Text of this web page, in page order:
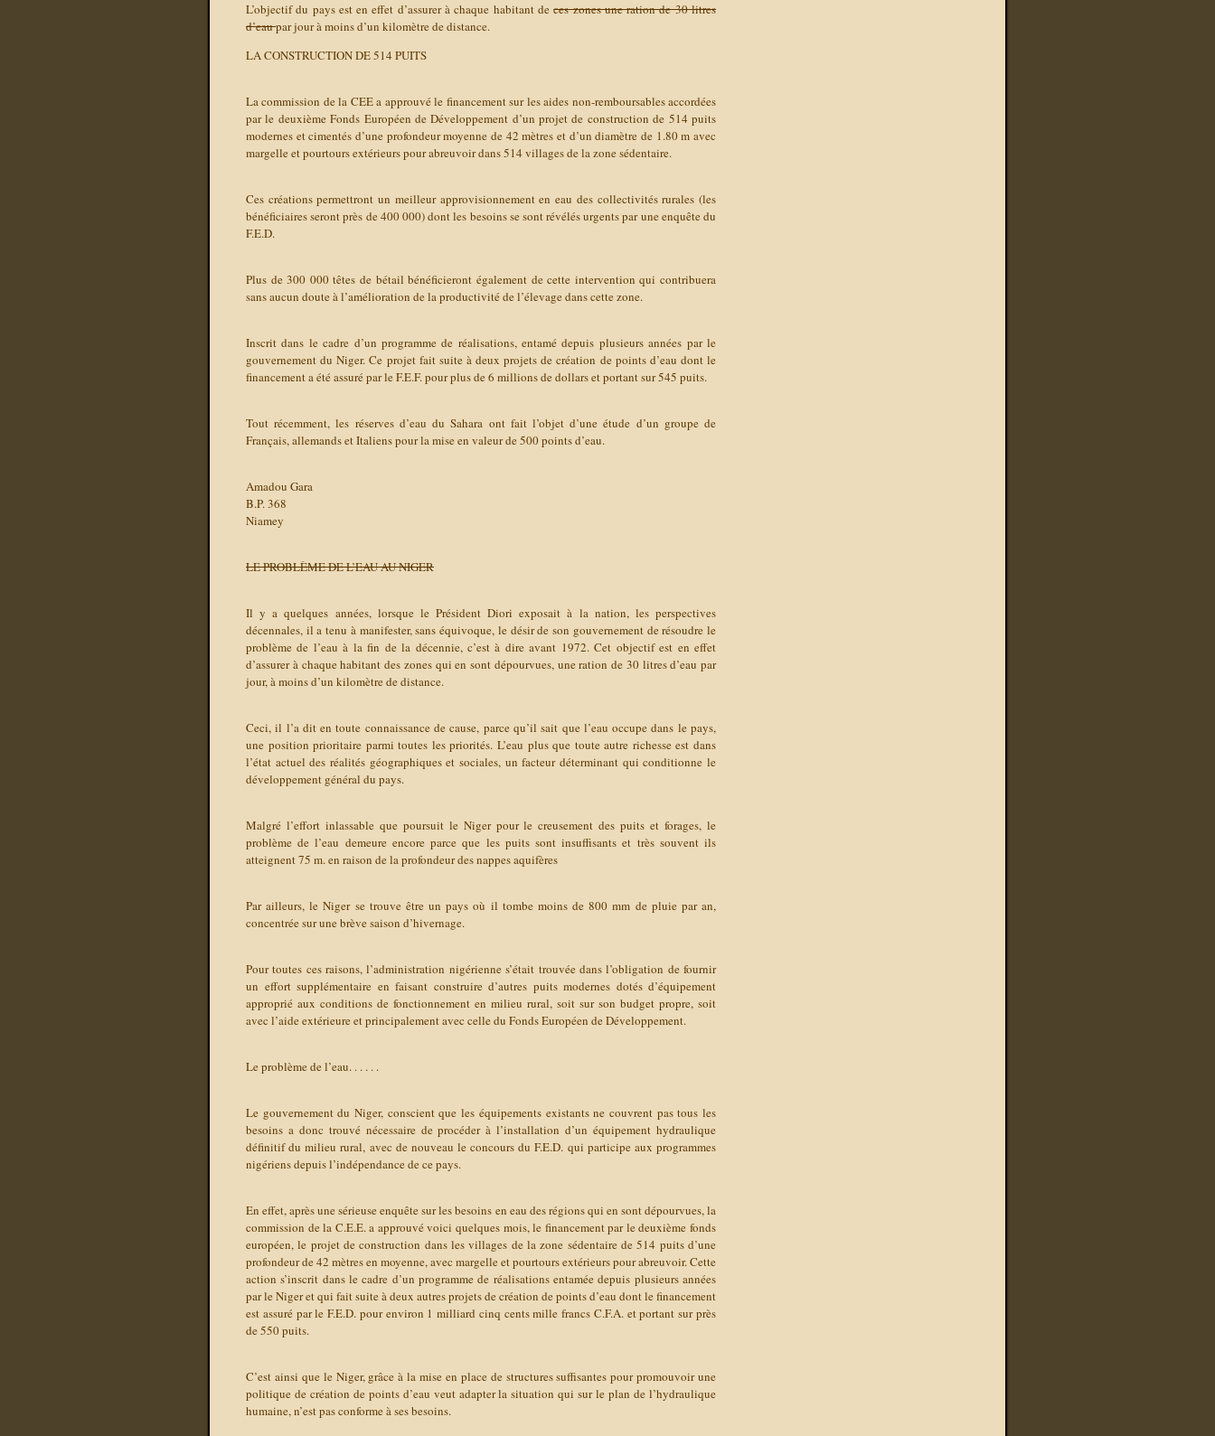
L’objectif du pays est en effet d’assurer à chaque habitant deces zones une ration de 30 litres
d’eaupar jour à moins d’un kilomètre de distance.
LA CONSTRUCTION DE 514 PUITS
La commission de la CEE a approuvé le financement sur les aides non-remboursables accordées
par le deuxième Fonds Européen de Développement d’un projet de construction de 514 puits
modernes et cimentés d’une profondeur moyenne de 42 mètres et d’un diamètre de 1.80 m avec
margelle et pourtours extérieurs pour abreuvoir dans 514 villages de la zone sédentaire.
Ces créations permettront un meilleur approvisionnement en eau des collectivités rurales (les
bénéficiaires seront près de 400 000) dont les besoins se sont révélés urgents par une enquête du
F.E.D.
Plus de 300 000 têtes de bétail bénéficieront également de cette intervention qui contribuera
sans aucun doute à l’amélioration de la productivité de l’élevage dans cette zone.
Inscrit dans le cadre d’un programme de réalisations, entamé depuis plusieurs années par le
gouvernement du Niger. Ce projet fait suite à deux projets de création de points d’eau dont le
financement a été assuré par le F.E.F. pour plus de 6 millions de dollars et portant sur 545 puits.
Tout récemment, les réserves d’eau du Sahara ont fait l’objet d’une étude d’un groupe de
Français, allemands et Italiens pour la mise en valeur de 500 points d’eau.
Amadou Gara
B.P. 368
Niamey
LE PROBLÈME DE L’EAU AU NIGER
Il y a quelques années, lorsque le Président Diori exposait à la nation, les perspectives
décennales, il a tenu à manifester, sans équivoque, le désir de son gouvernement de résoudre le
problème de l’eau à la fin de la décennie, c’est à dire avant 1972. Cet objectif est en effet
d’assurer à chaque habitant des zones qui en sont dépourvues, une ration de 30 litres d’eau par
jour, à moins d’un kilomètre de distance.
Ceci, il l’a dit en toute connaissance de cause, parce qu’il sait que l’eau occupe dans le pays,
une position prioritaire parmi toutes les priorités. L’eau plus que toute autre richesse est dans
l’état actuel des réalités géographiques et sociales, un facteur déterminant qui conditionne le
développement général du pays.
Malgré l’effort inlassable que poursuit le Niger pour le creusement des puits et forages, le
problème de l’eau demeure encore parce que les puits sont insuffisants et très souvent ils
atteignent 75 m. en raison de la profondeur des nappes aquifères
Par ailleurs, le Niger se trouve être un pays où il tombe moins de 800 mm de pluie par an,
concentrée sur une brève saison d’hivernage.
Pour toutes ces raisons, l’administration nigérienne s’était trouvée dans l’obligation de fournir
un effort supplémentaire en faisant construire d’autres puits modernes dotés d’équipement
approprié aux conditions de fonctionnement en milieu rural, soit sur son budget propre, soit
avec l’aide extérieure et principalement avec celle du Fonds Européen de Développement.
Le problème de l’eau. . . . . .
Le gouvernement du Niger, conscient que les équipements existants ne couvrent pas tous les
besoins a donc trouvé nécessaire de procéder à l’installation d’un équipement hydraulique
définitif du milieu rural, avec de nouveau le concours du F.E.D. qui participe aux programmes
nigériens depuis l’indépendance de ce pays.
En effet, après une sérieuse enquête sur les besoins en eau des régions qui en sont dépourvues, la
commission de la C.E.E. a approuvé voici quelques mois, le financement par le deuxième fonds
européen, le projet de construction dans les villages de la zone sédentaire de 514 puits d’une
profondeur de 42 mètres en moyenne, avec margelle et pourtours extérieurs pour abreuvoir. Cette
action s’inscrit dans le cadre d’un programme de réalisations entamée depuis plusieurs années
par le Niger et qui fait suite à deux autres projets de création de points d’eau dont le financement
est assuré par le F.E.D. pour environ 1 milliard cinq cents mille francs C.F.A. et portant sur près
de 550 puits.
C’est ainsi que le Niger, grâce à la mise en place de structures suffisantes pour promouvoir une
politique de création de points d’eau veut adapter la situation qui sur le plan de l’hydraulique
humaine, n’est pas conforme à ses besoins.